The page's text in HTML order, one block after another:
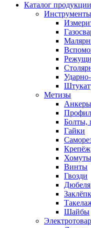
Каталог продукции
Инструменты
Метизы
Анкеры
Болты,
Гайки
Крепёж
Хомуты
Винты
Гвозди
Дюбеля
Шайбы